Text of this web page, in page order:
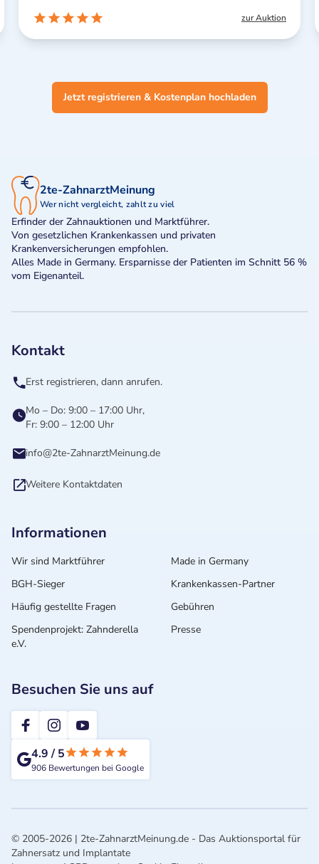
zur Auktion
Jetzt registrieren & Kostenplan hochladen
2te-ZahnarztMeinung
Wer nicht vergleicht, zahlt zu viel
Erfinder der Zahnauktionen und Marktführer.
Von gesetzlichen Krankenkassen und privaten
Krankenversicherungen empfohlen.
Alles Made in Germany. Ersparnisse der Patienten im Schnitt 56 %
vom Eigenanteil.
Kontakt
Erst registrieren, dann anrufen.
Mo – Do: 9:00 – 17:00 Uhr,
Fr: 9:00 – 12:00 Uhr
info@2te-ZahnarztMeinung.de
Weitere Kontaktdaten
Informationen
Wir sind Marktführer
Made in Germany
BGH-Sieger
Krankenkassen-Partner
Häufig gestellte Fragen
Gebühren
Spendenprojekt: Zahnderella
e.V.
Presse
Besuchen Sie uns auf
2te-ZahnarztMeinung
4.9/5
906 Bewertungen bei Google
© 2005-2026 | 2te-ZahnarztMeinung.de - Das Auktionsportal für
Zahnersatz und Implantate